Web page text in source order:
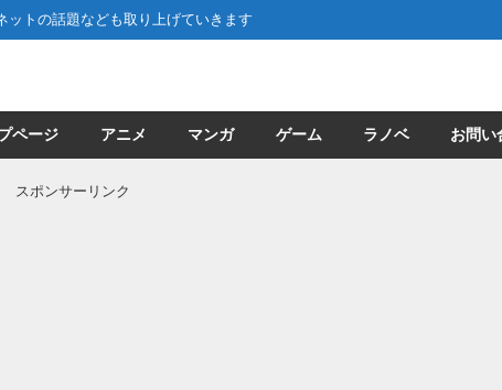
ットの話題なども取り上げていきます
ページ アニメ マンガ ゲーム ラノベ お問い
スポンサーリンク